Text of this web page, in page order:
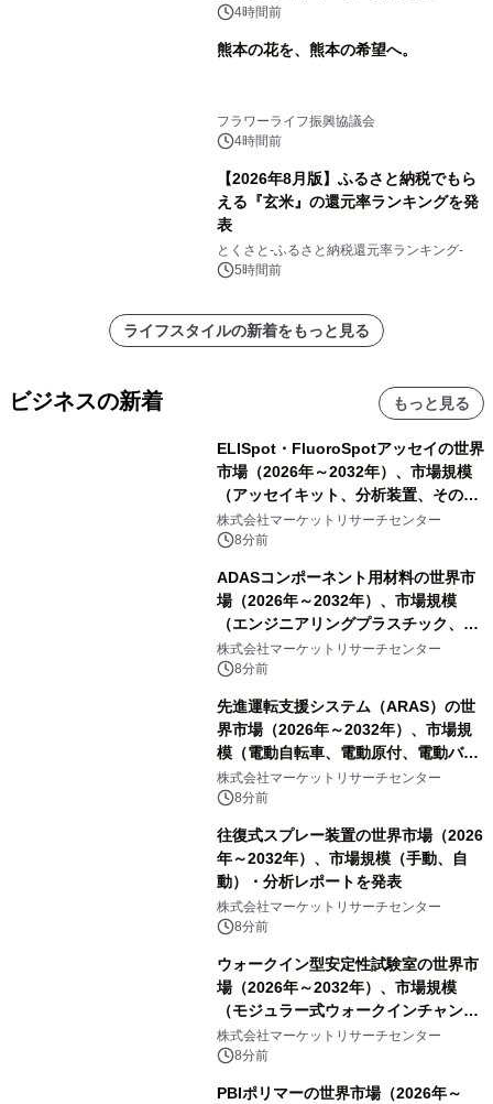
4時間前
熊本の花を、熊本の希望へ。
フラワーライフ振興協議会
4時間前
【2026年8月版】ふるさと納税でもら
える『玄米』の還元率ランキングを発
表
とくさと-ふるさと納税還元率ランキング-
5時間前
ライフスタイルの新着をもっと見る
ビジネスの新着 もっと見る
ELISpot・FluoroSpotアッセイの世界
市場（2026年～2032年）、市場規模
（アッセイキット、分析装置、その
他）・分析レポートを発表
株式会社マーケットリサーチセンター
8分前
ADASコンポーネント用材料の世界市
場（2026年～2032年）、市場規模
（エンジニアリングプラスチック、RF
および誘電体材料、光学・カバー材
料、その他）・分析レポートを発表
株式会社マーケットリサーチセンター
8分前
先進運転支援システム（ARAS）の世
界市場（2026年～2032年）、市場規
模（電動自転車、電動原付、電動バイ
ク）・分析レポートを発表
株式会社マーケットリサーチセンター
8分前
往復式スプレー装置の世界市場（2026
年～2032年）、市場規模（手動、自
動）・分析レポートを発表
株式会社マーケットリサーチセンター
8分前
ウォークイン型安定性試験室の世界市
場（2026年～2032年）、市場規模
（モジュラー式ウォークインチャンバ
ー、溶接式ウォークインチャンバ
ー）・分析レポートを発表
株式会社マーケットリサーチセンター
8分前
PBIポリマーの世界市場（2026年～